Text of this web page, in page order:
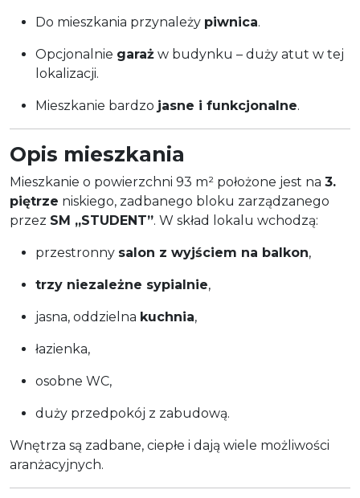
Do mieszkania przynależy piwnica.
Opcjonalnie garaż w budynku – duży atut w tej
lokalizacji.
Mieszkanie bardzo jasne i funkcjonalne.
Opis mieszkania
Mieszkanie o powierzchni 93 m² położone jest na 3.
piętrze niskiego, zadbanego bloku zarządzanego
przez SM „STUDENT”. W skład lokalu wchodzą:
przestronny salon z wyjściem na balkon,
trzy niezależne sypialnie,
jasna, oddzielna kuchnia,
łazienka,
osobne WC,
duży przedpokój z zabudową.
Wnętrza są zadbane, ciepłe i dają wiele możliwości
aranżacyjnych.